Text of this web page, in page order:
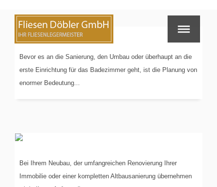
PLANUNGIN 3-D
Bevor es an die Sanierung, den Umbau oder überhaupt an die
erste Einrichtung für das Badezimmer geht, ist die Planung von
enormer Bedeutung...
KOORDINIERUNGDER GEWERKE
Bei Ihrem Neubau, der umfangreichen Renovierung Ihrer
Immobilie oder einer kompletten Altbausanierung übernehmen